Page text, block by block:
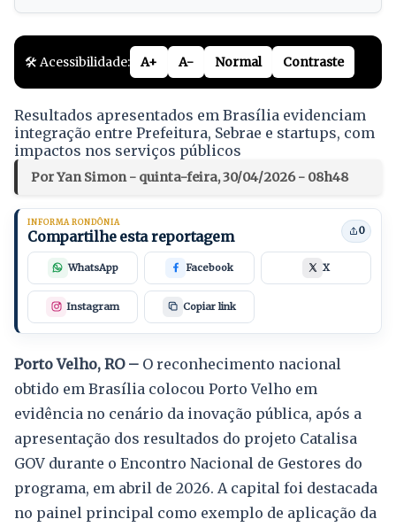
🛠️ Acessibilidade: A+ A- Normal Contraste
Resultados apresentados em Brasília evidenciam
integração entre Prefeitura, Sebrae e startups, com
impactos nos serviços públicos
Por Yan Simon - quinta-feira, 30/04/2026 - 08h48
INFORMA RONDÔNIA
Compartilhe esta reportagem 0
WhatsApp Facebook X
Instagram Copiar link
Porto Velho, RO – O reconhecimento nacional
obtido em Brasília colocou Porto Velho em
evidência no cenário da inovação pública, após a
apresentação dos resultados do projeto Catalisa
GOV durante o Encontro Nacional de Gestores do
programa, em abril de 2026. A capital foi destacada
no painel principal como exemplo de aplicação da